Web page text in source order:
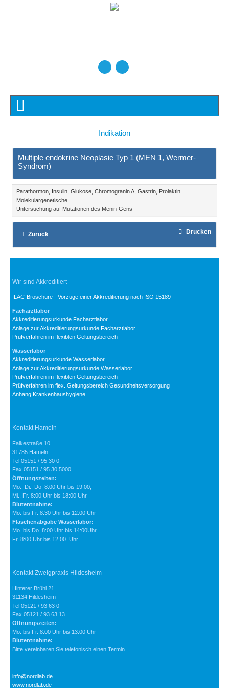
Indikation
Multiple endokrine Neoplasie Typ 1 (MEN 1, Wermer-
Syndrom)
Parathormon, Insulin, Glukose, Chromogranin A, Gastrin, Prolaktin.
Molekulargenetische
Untersuchung auf Mutationen des Menin-Gens
Zurück Drucken
Wir sind Akkreditiert
ILAC-Broschüre - Vorzüge einer Akkreditierung nach ISO 15189
Facharztlabor
Akkreditierungsurkunde Facharztlabor
Anlage zur Akkreditierungsurkunde Facharztlabor
Prüfverfahren im flexiblen Geltungsbereich
Wasserlabor
Akkreditierungsurkunde Wasserlabor
Anlage zur Akkreditierungsurkunde Wasserlabor
Prüfverfahren im flexiblen Geltungsbereich
Prüfverfahren im flex. Geltungsbereich Gesundheitsversorgung
Anhang Krankenhaushygiene
Kontakt Hameln
Falkestraße 10
31785 Hameln
Tel 05151 / 95 30 0
Fax 05151 / 95 30 5000
Öffnungszeiten:
Mo., Di., Do. 8:00 Uhr bis 19:00,
Mi., Fr. 8:00 Uhr bis 18:00 Uhr
Blutentnahme:
Mo. bis Fr. 8:30 Uhr bis 12:00 Uhr
Flaschenabgabe Wasserlabor:
Mo. bis Do. 8:00 Uhr bis 14:00Uhr
Fr. 8:00 Uhr bis 12:00 Uhr
Kontakt Zweigpraxis Hildesheim
Hinterer Brühl 21
31134 Hildesheim
Tel 05121 / 93 63 0
Fax 05121 / 93 63 13
Öffnungszeiten:
Mo. bis Fr. 8:00 Uhr bis 13:00 Uhr
Blutentnahme:
Bitte vereinbaren Sie telefonisch einen Termin.
info@nordlab.de
www.nordlab.de